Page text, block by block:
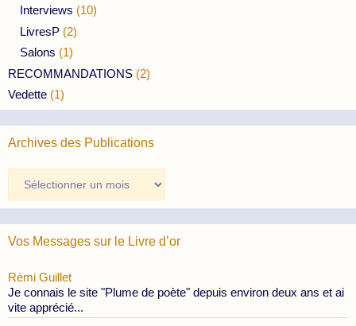
Interviews (10)
LivresP (2)
Salons (1)
RECOMMANDATIONS (2)
Vedette (1)
Archives des Publications
des
Publications
Vos Messages sur le Livre d’or
Rémi Guillet
Je connais le site "Plume de poète" depuis environ deux ans et ai
vite apprécié...